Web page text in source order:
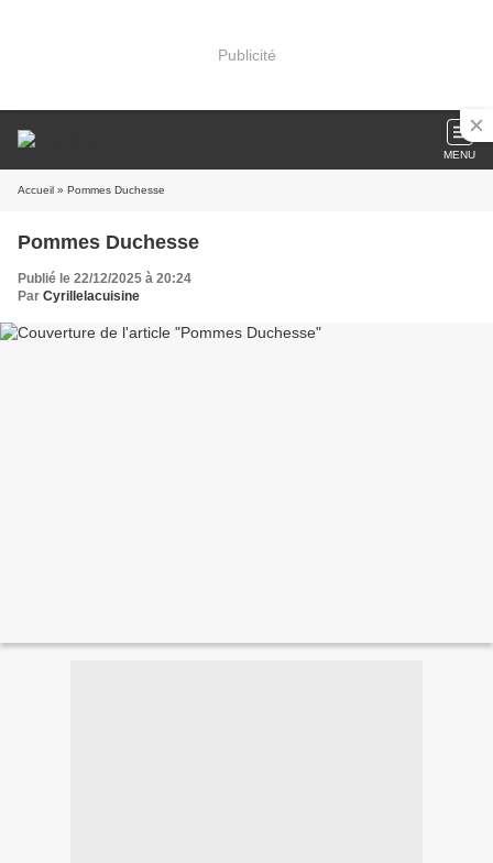
Publicité
MENU
Accueil » Pommes Duchesse
Pommes Duchesse
Publié le 22/12/2025 à 20:24
Par Cyrillelacuisine